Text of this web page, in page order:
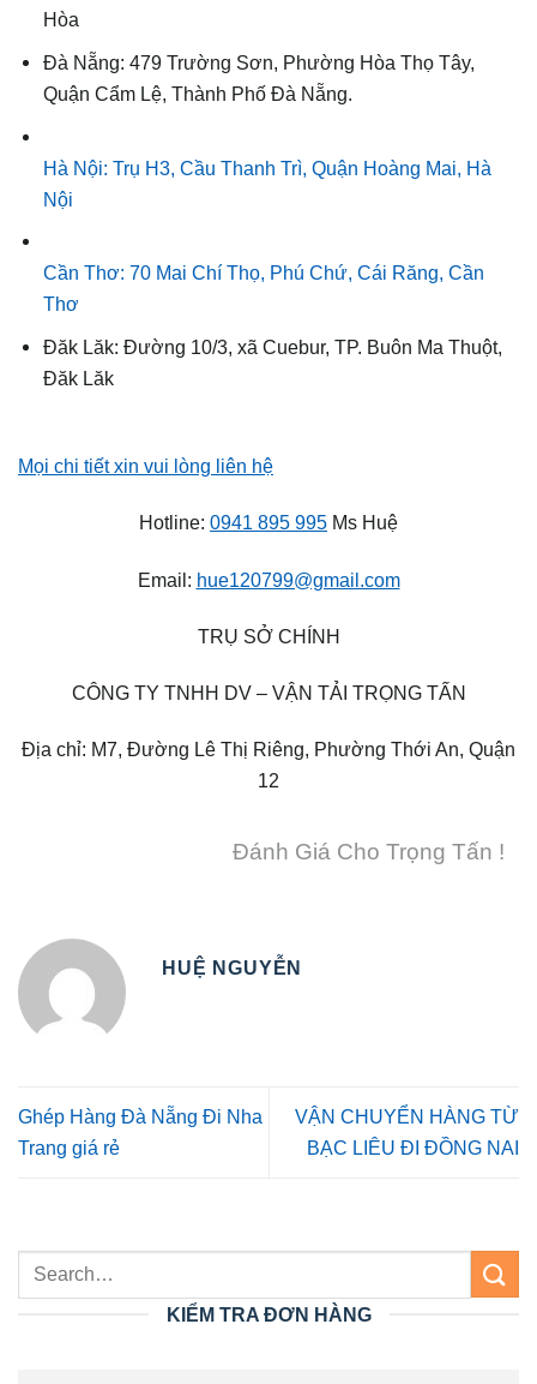
Hòa
Đà Nẵng: 479 Trường Sơn, Phường Hòa Thọ Tây,
Quận Cẩm Lệ, Thành Phố Đà Nẵng.
Hà Nội: Trụ H3, Cầu Thanh Trì, Quận Hoàng Mai, Hà
Nội
Cần Thơ: 70 Mai Chí Thọ, Phú Chứ, Cái Răng, Cần
Thơ
Đăk Lăk: Đường 10/3, xã Cuebur, TP. Buôn Ma Thuột,
Đăk Lăk
Mọi chi tiết xin vui lòng liên hệ
Hotline: 0941 895 995 Ms Huệ
Email: hue120799@gmail.com
TRỤ SỞ CHÍNH
CÔNG TY TNHH DV – VẬN TẢI TRỌNG TẤN
Địa chỉ: M7, Đường Lê Thị Riêng, Phường Thới An, Quận
12
Đánh Giá Cho Trọng Tấn !
HUỆ NGUYỄN
Ghép Hàng Đà Nẵng Đi Nha
Trang giá rẻ
VẬN CHUYỂN HÀNG TỪ
BẠC LIÊU ĐI ĐỒNG NAI
KIỂM TRA ĐƠN HÀNG